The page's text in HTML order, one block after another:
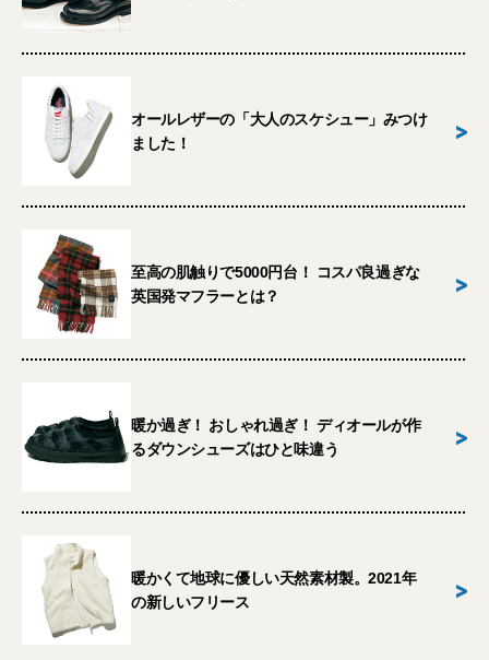
オールレザーの「大人のスケシュー」みつけ
ました！
>
至高の肌触りで5000円台！ コスパ良過ぎな
英国発マフラーとは？
>
暖か過ぎ！ おしゃれ過ぎ！ ディオールが作
るダウンシューズはひと味違う
>
暖かくて地球に優しい天然素材製。2021年
の新しいフリース
>